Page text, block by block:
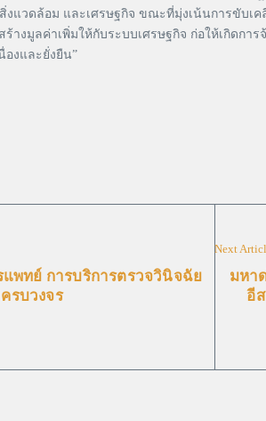
งแวดล้อม และเศรษฐกิจ ขณะที่มุ่งเน้นการขั
มูลค่าเพิ่มให้กับระบบเศรษฐกิจ ก่อให้เกิดก
องและยั่งยืน”
พทย์ การบริการตรวจวินิจฉัย
รบวงจร
Next
มหา
อี